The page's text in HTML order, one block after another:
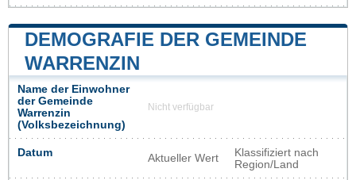
DEMOGRAFIE DER GEMEINDE
WARRENZIN
Name der Einwohner
der Gemeinde
Warrenzin
(Volksbezeichnung)
Nicht verfügbar
Datum Aktueller Wert
Klassifiziert nach
Region/Land